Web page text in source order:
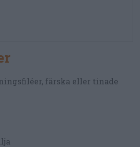
färska eller tinade